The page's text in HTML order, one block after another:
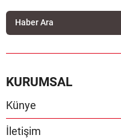
KURUMSAL
Künye
İletişim